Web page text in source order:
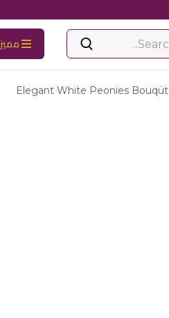
مميز
Elegant White Peonies Bouqüt